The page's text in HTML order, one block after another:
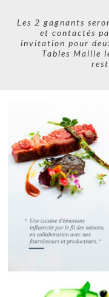
Les 2 gagnants
et contactés
invitation pour
Tables Maille